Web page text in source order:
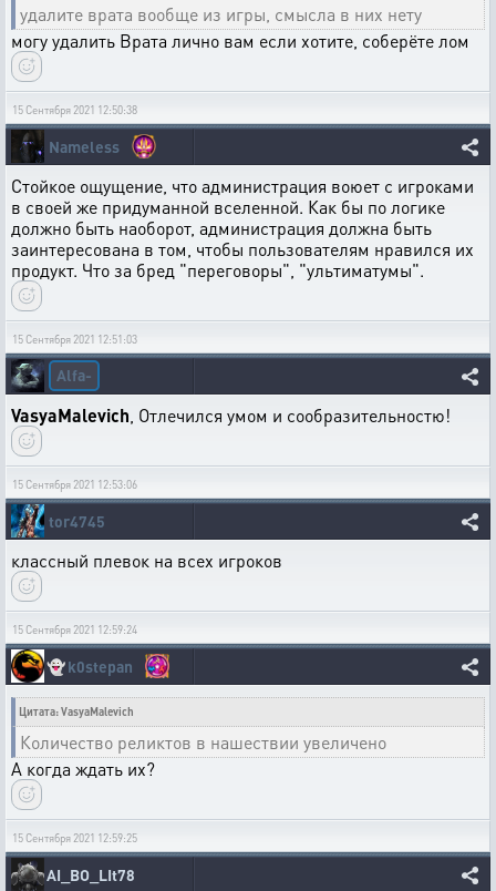
удалите врата вообще из игры, смысла в них нету
могу удалить Врата лично вам если хотите, соберёте лом
15 Сентября 2021 12:50:38
Nameless
Стойкое ощущение, что администрация воюет с игроками
в своей же придуманной вселенной. Как бы по логике
должно быть наоборот, администрация должна быть
заинтересована в том, чтобы пользователям нравился их
продукт. Что за бред "переговоры", "ультиматумы".
15 Сентября 2021 12:51:03
Alfa-
VasyaMalevich , Отлечился умом и сообразительностю!
15 Сентября 2021 12:53:06
tor4745
классный плевок на всех игроков
15 Сентября 2021 12:59:24
👻k0stepan
Цитата: VasyaMalevich
Количество реликтов в нашествии увеличено
А когда ждать их?
15 Сентября 2021 12:59:25
AI_BO_LIt78